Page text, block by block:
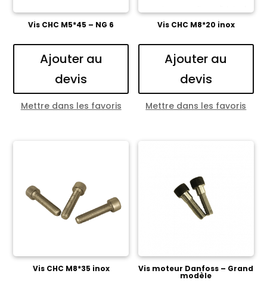
Vis CHC M5*45 – NG 6
Ajouter au
devis
Mettre dans les favoris
Vis CHC M8*20 inox
Ajouter au
devis
Mettre dans les favoris
Vis CHC M8*35 inox Vis moteur Danfoss – Grand
modèle